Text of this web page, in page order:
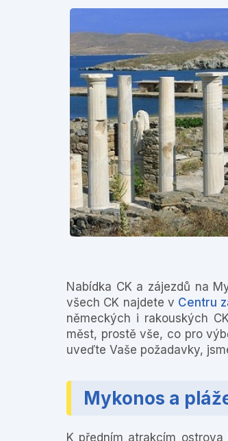
Nabídka CK a zájezdů na
všech CK najdete v Centru
německých i rakouských
měst, prostě vše, co pro
uveďte Vaše požadavky,
Mykonos a
K předním atrakcím